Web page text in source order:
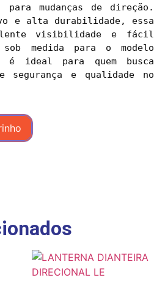
mudanças de direção.
e alta durabilidade, essa
visibilidade e fácil
medida para o modelo
é ideal para quem busca
segurança e qualidade no